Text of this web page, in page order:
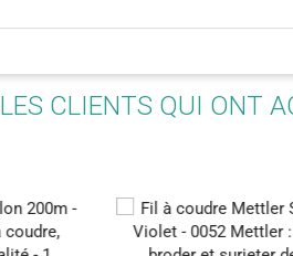
LES CLIENTS QUI ONT